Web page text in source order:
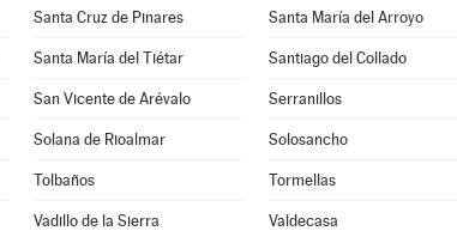
Santa Cruz de Pinares Santa María del Arroyo
Santa María del Tiétar Santiago del Collado
San Vicente de Arévalo Serranillos
Solana de Rioalmar Solosancho
Tolbaños Tormellas
Vadillo de la Sierra Valdecasa